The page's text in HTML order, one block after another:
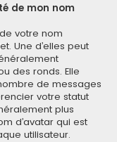
de mon nom
votre nom
Une d’elles peut
des ronds. Elle
de messages
votre statut
plus
d’avatar qui est
utilisateur.